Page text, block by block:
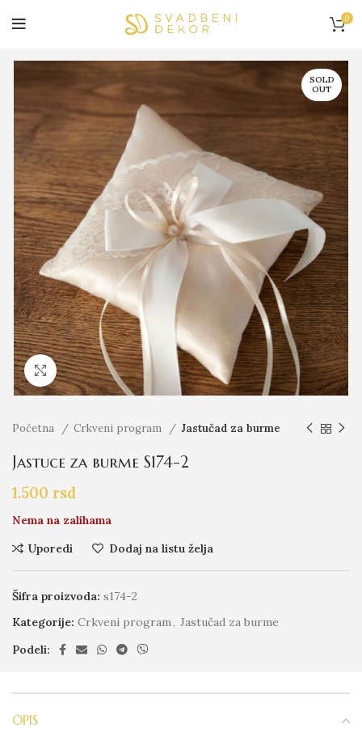
0
SOLD
OUT
Click to enlarge
Početna Crkveni program Jastučad za burme
Jastuce za burme S174-2
1.500 rsd
Nema na zalihama
Uporedi
Dodaj na listu želja
Šifra proizvoda: s174-2
Kategorije: Crkveni program, Jastučad za burme
Podeli:
OPIS